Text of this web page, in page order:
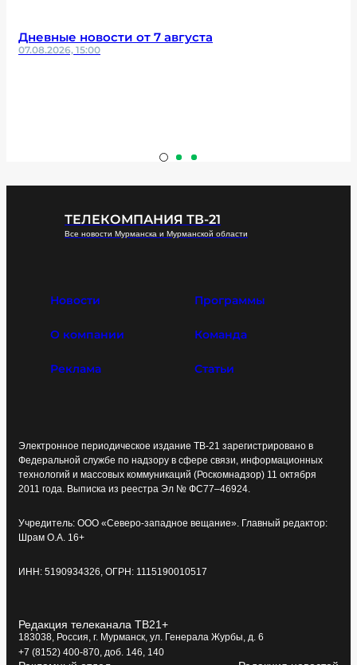
Дневные новости от 7 августа
07.08.2026, 15:00
ТЕЛЕКОМПАНИЯ ТВ-21
Все новости Мурманска и Мурманской области
Новости Программы
О компании Команда
Реклама Статьи
Электронное периодическое издание ТВ-21 зарегистрировано в
Федеральной службе по надзору в сфере связи, информационных
технологий и массовых коммуникаций (Роскомнадзор) 11 октября
2011 года. Выписка из реестра Эл № ФС77–46924.
Учредитель: ООО «Северо-западное вещание». Главный редактор:
Шрам О.А. 16+
ИНН: 5190934326, ОГРН: 1115190010517
Редакция телеканала ТВ21+
183038, Россия, г. Мурманск, ул. Генерала Журбы, д. 6
+7 (8152) 400-870, доб. 146, 140